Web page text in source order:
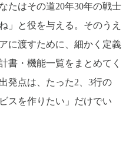
たはその道20年30年の戦士
」と役を与える。そのうえ
に渡すために、細かく定義
書・機能一覧をまとめてく
発点は、たった2、3行の
スを作りたい」だけでい